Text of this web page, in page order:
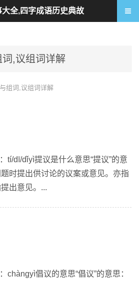
,议组词详解
组词,议组词详解
tí/dī/dǐyì提议是什么意思“提议”的意
时提出供讨论的议案或意见。亦指
出意见。...
chàngyì倡议的意思“倡议”的意思：
大全,四字成语历史典故